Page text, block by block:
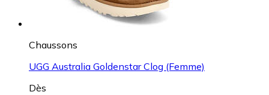
Chaussons
UGG Australia Goldenstar Clog (Femme)
Dès